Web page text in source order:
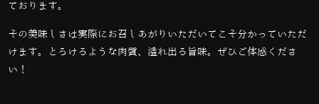
ております。
その美味しさは実際にお召しあがりいただいてこそ分かっていただ
けます。とろけるような肉質、溢れ出る旨味。ぜひご体感くださ
い！